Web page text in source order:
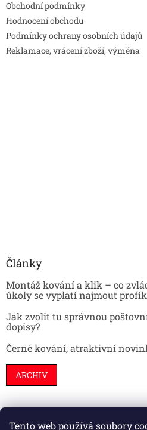
Tento web používá soubory
Obchodní podmínky
Hodnocení obchodu
Podmínky ochrany osobních údajů
Reklamace, vrácení zboží, výměna
Články
Montáž kování a klik – co
úkoly se vyplatí najmout
Jak zvolit tu správnou
dopisy?
Černé kování, atraktivní
ARCHIV
Stavební pouzdra